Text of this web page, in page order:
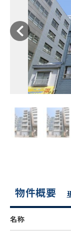
物件概要
名称